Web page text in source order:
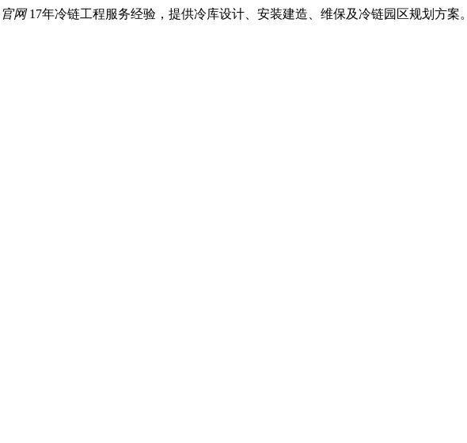
官网 17年冷链工程服务经验，提供冷库设计、安装建造、维保及冷链园区规划方案。